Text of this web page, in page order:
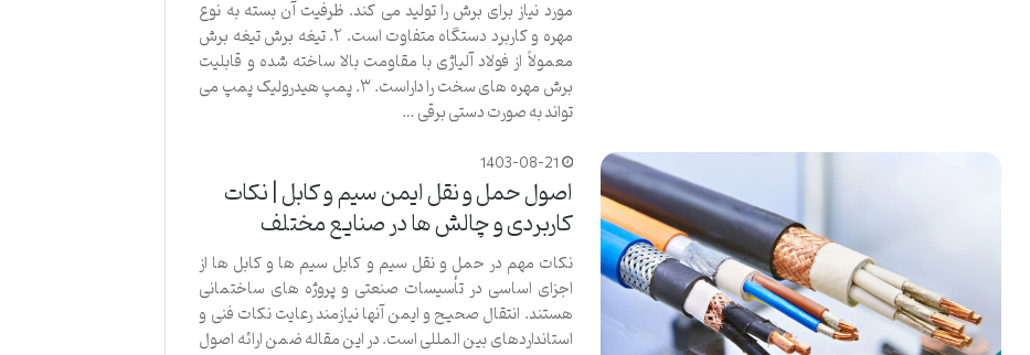
مورد نیاز برای برش را تولید می کند. ظرفیت آن بسته به نوع
مهره و کاربرد دستگاه متفاوت است. ۲. تیغه برش تیغه برش
معمولاً از فولاد آلیاژی با مقاومت بالا ساخته شده و قابلیت
برش مهره های سخت را داراست. ۳. پمپ هیدرولیک پمپ می
تواند به صورت دستی برقی …
1403-08-21
اصول حمل و نقل ایمن سیم و کابل | نکات
کاربردی و چالش ها در صنایع مختلف
نکات مهم در حمل و نقل سیم و کابل سیم ها و کابل ها از
اجزای اساسی در تأسیسات صنعتی و پروژه های ساختمانی
هستند. انتقال صحیح و ایمن آنها نیازمند رعایت نکات فنی و
استانداردهای بین المللی است. در این مقاله ضمن ارائه اصول